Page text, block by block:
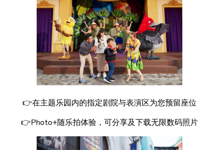
👉在主题乐园内的指定剧院与表演区为您预留座位
👉Photo+随乐拍体验，可分享及下载无限数码照片